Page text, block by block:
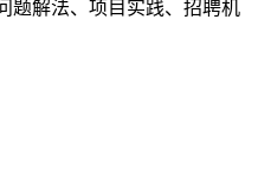
题解法、项目实践、招聘机